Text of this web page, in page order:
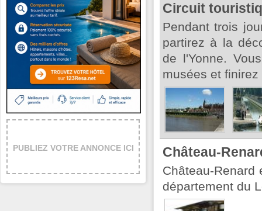
Circuit
Pendant trois
partirez à la
de l'Yonne.
musées et
Château-
Château-Renard
département du
PUBLIEZ VOTRE ANNONCE ICI